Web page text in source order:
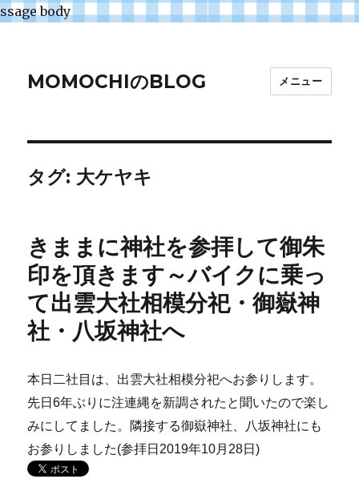
ssage body
MOMOCHIのBLOG メニュー
タグ: 大ケヤキ
きままに神社を参拝して御朱
印を頂きます～バイクに乗っ
て出雲大社相模分祀・御嶽神
社・八坂神社へ
本日二社目は、出雲大社相模分祀へお参りします。
先日6年ぶりに注連縄を新調されたと聞いたので楽し
みにしてました。隣接する御嶽神社、八坂神社にも
お参りしました(参拝日2019年10月28日)